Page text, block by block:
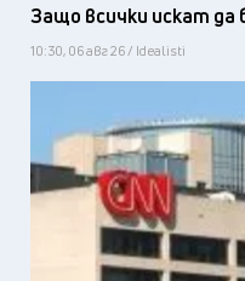
Защо всички искат
10:30, 06 авг 26 / Idealisti